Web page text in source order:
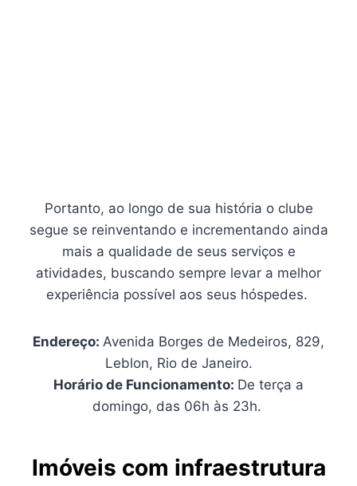
Portanto, ao longo de sua história o clube
segue se reinventando e incrementando ainda
mais a qualidade de seus serviços e
atividades, buscando sempre levar a melhor
experiência possível aos seus hóspedes.
Endereço: Avenida Borges de Medeiros, 829,
Leblon, Rio de Janeiro.
Horário de Funcionamento: De terça a
domingo, das 06h às 23h.
Imóveis com infraestrutura